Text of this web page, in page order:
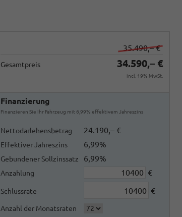
35.490,– €
Gesamtpreis 34.590,– €
incl. 19% MwSt.
Finanzierung
Finanzieren Sie Ihr Fahrzeug mit 6,99% effektivem Jahreszins
Nettodarlehensbetrag 24.190,– €
Effektiver Jahreszins 6,99%
Gebundener Sollzinssatz 6,99%
Anzahlung €
Schlussrate €
Anzahl der Monatsraten